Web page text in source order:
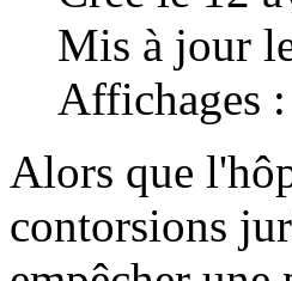
Mis à jour
Affichages :
Alors que
contorsions